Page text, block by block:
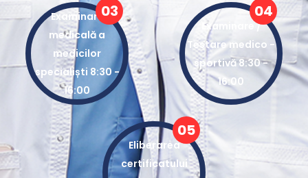
03
Examinare
medicală a
medicilor
specialiști 8:30 -
16:00
04
Examinare /
Testare medico -
sportivă 8:30 -
16:00
05
Eliberarea
certificatului